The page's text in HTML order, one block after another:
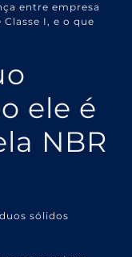
entre empresa
I, e o que
ele é
NBR
sólidos